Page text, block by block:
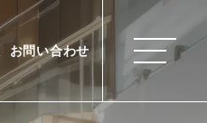
お問い合わせ